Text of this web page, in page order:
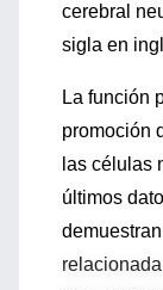
cerebral
sigla en
La función
promoción
las células
últimos